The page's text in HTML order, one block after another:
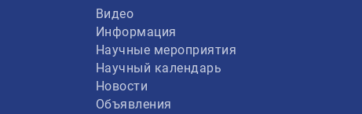
Видео
Информация
Научные мероприятия
Научный календарь
Новости
Объявления